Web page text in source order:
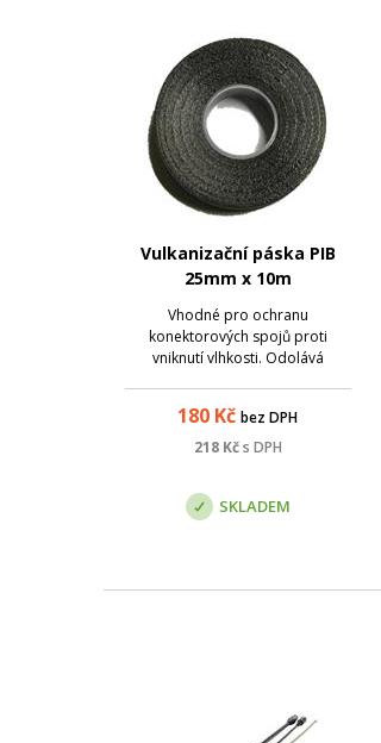
Vulkanizační páska PIB
25mm x 10m
Vhodné pro ochranu
konektorových spojů proti
vniknutí vlhkosti. Odolává
180 Kč bez DPH
218Kčs DPH
SKLADEM